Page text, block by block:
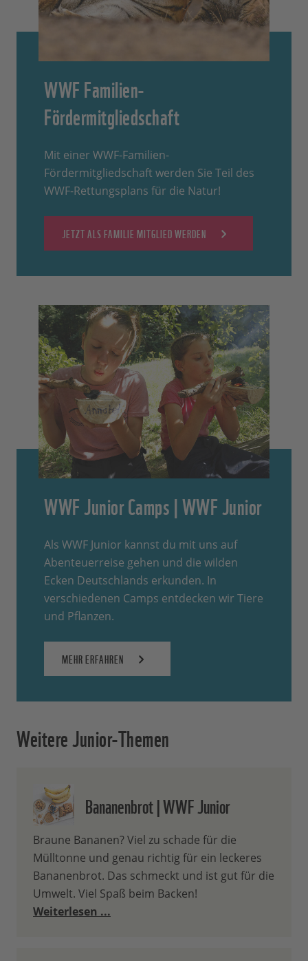
WWF Familien-
Fördermitgliedschaft
Mit einer WWF-Familien-
Fördermitgliedschaft werden Sie Teil des
WWF-Rettungsplans für die Natur!
JETZT ALS FAMILIE MITGLIED WERDEN
WWF Junior Camps | WWF Junior
Als WWF Junior kannst du mit uns auf
Abenteuerreise gehen und die wilden
Ecken Deutschlands erkunden. In
verschiedenen Camps entdecken wir Tiere
und Pflanzen.
MEHR ERFAHREN
Weitere Junior-Themen
Bananenbrot | WWF Junior
Braune Bananen? Viel zu schade für die
Mülltonne und genau richtig für ein leckeres
Bananenbrot. Das schmeckt und ist gut für die
Umwelt. Viel Spaß beim Backen!
Weiterlesen ...